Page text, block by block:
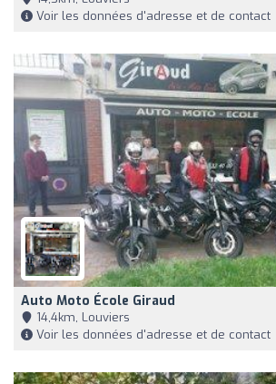
Voir les données d'adresse et de contact
Auto Moto École Giraud
14,4km, Louviers
Voir les données d'adresse et de contact